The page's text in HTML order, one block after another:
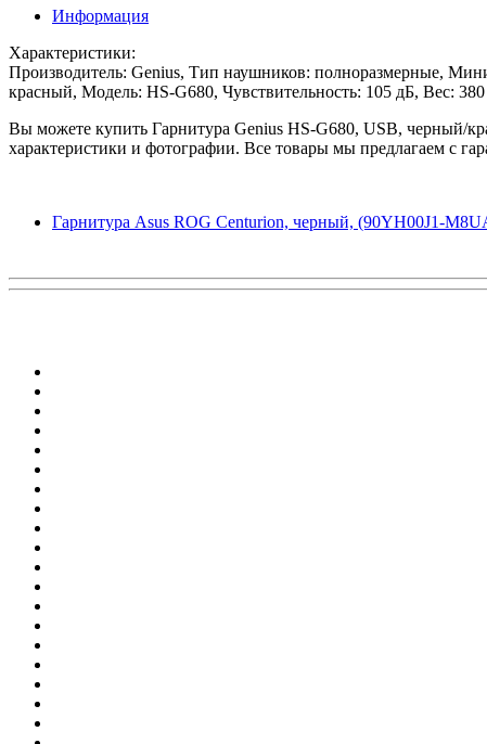
Информация
Характеристики:
Производитель: Genius, Тип наушников: полноразмерные,
красный, Модель: HS-G680, Чувствительность: 105 дБ, Вес: 380
Вы можете купить Гарнитура Genius HS-G680, USB, черный/
характеристики и фотографии. Все товары мы предлагаем с
Гарнитура Asus ROG Centurion, черный, (90YH00J1-